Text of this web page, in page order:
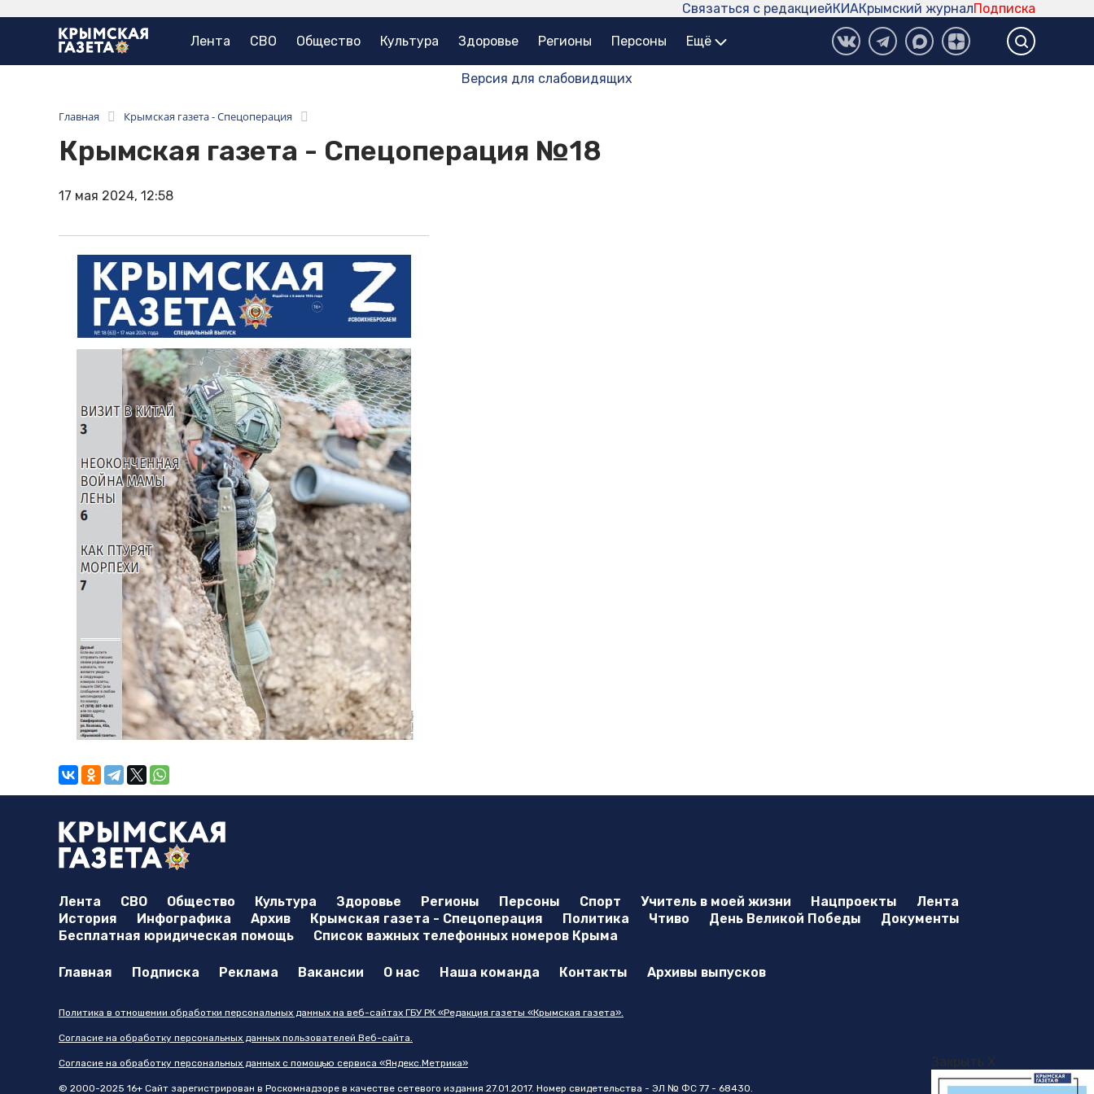
Подписка
Крымский журнал
КИА
Связаться с редакцией
Лента СВО Общество Культура Здоровье Регионы Персоны Ещё
Версия для слабовидящих
Главная Крымская газета - Спецоперация
Крымская газета - Спецоперация №18
17 мая 2024, 12:58
Закрыть X
Лента СВО Общество Культура Здоровье Регионы Персоны Спорт Учитель в моей жизни Нацпроекты
Лента
История
Инфографика Архив Крымская газета - Спецоперация Политика Чтиво День Великой Победы
Документы
Бесплатная юридическая помощь
Список важных телефонных номеров Крыма
Главная Подписка Реклама Вакансии О нас Наша команда Контакты Архивы выпусков
Политика в отношении обработки персональных данных на веб-сайтах ГБУ РК «Редакция газеты «Крымская газета».
Согласие на обработку персональных данных пользователей Веб-сайта.
Согласие на обработку персональных данных с помощью сервиса «Яндекс.Метрика»
© 2000-2025 16+ Сайт зарегистрирован в Роскомнадзоре в качестве сетевого издания 27.01.2017. Номер свидетельства - ЭЛ № ФС 77 - 68430.